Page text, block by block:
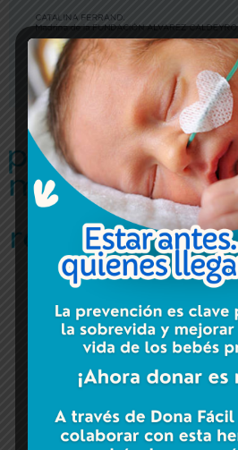
AL SERVICIO DE LOS
Y SUS